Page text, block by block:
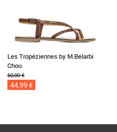
Les Tropéziennes by M.Belarbi
Chou
60,00 €
44,99 €